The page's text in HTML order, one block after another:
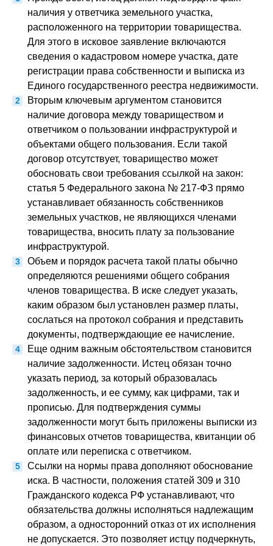
наличия у ответчика земельного участка,
расположенного на территории товарищества.
Для этого в исковое заявление включаются
сведения о кадастровом номере участка, дате
регистрации права собственности и выписка из
Единого государственного реестра недвижимости.
Вторым ключевым аргументом становится
наличие договора между товариществом и
ответчиком о пользовании инфраструктурой и
объектами общего пользования. Если такой
договор отсутствует, товарищество может
обосновать свои требования ссылкой на закон:
статья 5 Федерального закона № 217-ФЗ прямо
устанавливает обязанность собственников
земельных участков, не являющихся членами
товарищества, вносить плату за пользование
инфраструктурой.
Объем и порядок расчета такой платы обычно
определяются решениями общего собрания
членов товарищества. В иске следует указать,
каким образом был установлен размер платы,
сослаться на протокол собрания и представить
документы, подтверждающие ее начисление.
Еще одним важным обстоятельством становится
наличие задолженности. Истец обязан точно
указать период, за который образовалась
задолженность, и ее сумму, как цифрами, так и
прописью. Для подтверждения суммы
задолженности могут быть приложены выписки из
финансовых отчетов товарищества, квитанции об
оплате или переписка с ответчиком.
Ссылки на нормы права дополняют обоснование
иска. В частности, положения статей 309 и 310
Гражданского кодекса РФ устанавливают, что
обязательства должны исполняться надлежащим
образом, а односторонний отказ от их исполнения
не допускается. Это позволяет истцу подчеркнуть,